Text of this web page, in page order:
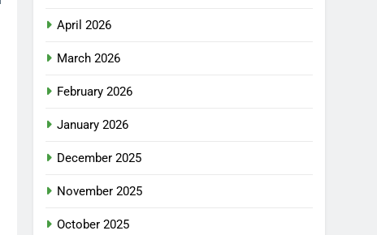
April 2026
March 2026
February 2026
January 2026
December 2025
November 2025
October 2025